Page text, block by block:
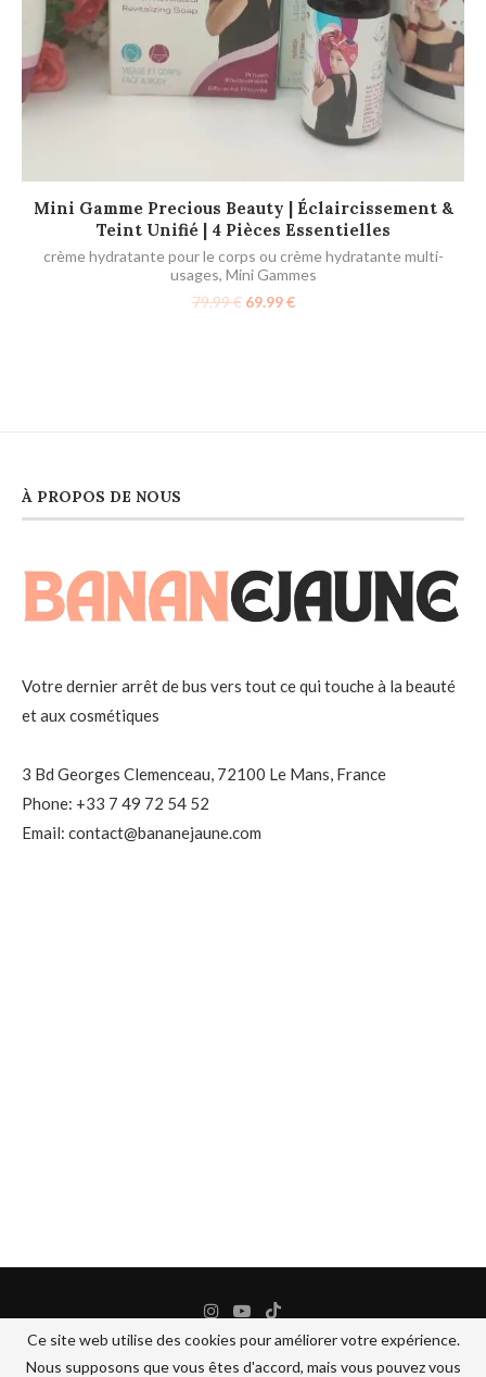
AJOUTER AU PANIER
Mini Gamme Precious Beauty | Éclaircissement &
Teint Unifié | 4 Pièces Essentielles
crème hydratante pour le corps ou crème hydratante multi-
usages, Mini Gammes
79.99€ 69.99€
À PROPOS DE NOUS
Votre dernier arrêt de bus vers tout ce qui touche à la beauté
et aux cosmétiques
3 Bd Georges Clemenceau, 72100 Le Mans, France
Phone: +33 7 49 72 54 52
Email: contact@bananejaune.com
Ce site web utilise des cookies pour améliorer votre expérience.
Nous supposons que vous êtes d'accord, mais vous pouvez vous